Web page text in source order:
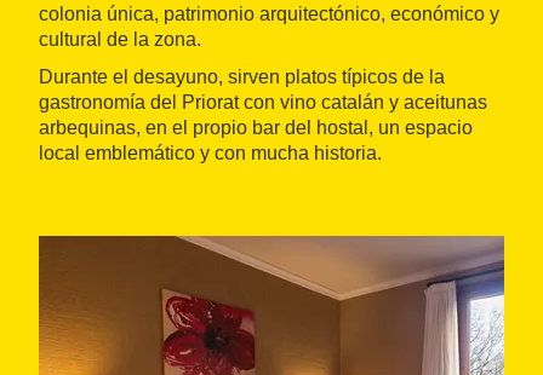
colonia única, patrimonio arquitectónico, económico y
cultural de la zona.
Durante el desayuno, sirven platos típicos de la
gastronomía del Priorat con vino catalán y aceitunas
arbequinas, en el propio bar del hostal, un espacio
local emblemático y con mucha historia.